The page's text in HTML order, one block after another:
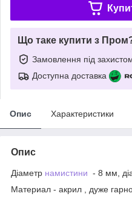
Що таке купити з
Замовлення під
Доступна доставка
Опис Характеристики
Опис
Діаметр намистини - 8 мм,
Материал - акрил , дуже